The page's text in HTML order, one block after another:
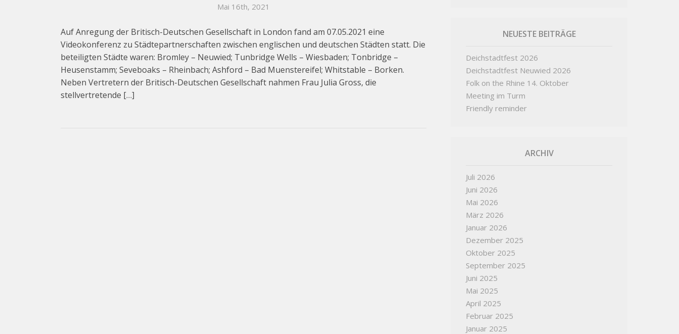
Mai 16th, 2021
Auf Anregung der Britisch-Deutschen Gesellschaft in London fand am 07.05.2021 eine
Videokonferenz zu Städtepartnerschaften zwischen englischen und deutschen Städten statt. Die
beteiligten Städte waren: Bromley – Neuwied; Tunbridge Wells – Wiesbaden; Tonbridge –
Heusenstamm; Seveboaks – Rheinbach; Ashford – Bad Muenstereifel; Whitstable – Borken.
Neben Vertretern der Britisch-Deutschen Gesellschaft nahmen Frau Julia Gross, die
stellvertretende […]
NEUESTE BEITRÄGE
Deichstadtfest 2026
Deichstadtfest Neuwied 2026
Folk on the Rhine 14. Oktober
Meeting im Turm
Friendly reminder
ARCHIV
Juli 2026
Juni 2026
Mai 2026
März 2026
Januar 2026
Dezember 2025
Oktober 2025
September 2025
Juni 2025
Mai 2025
April 2025
Februar 2025
Januar 2025